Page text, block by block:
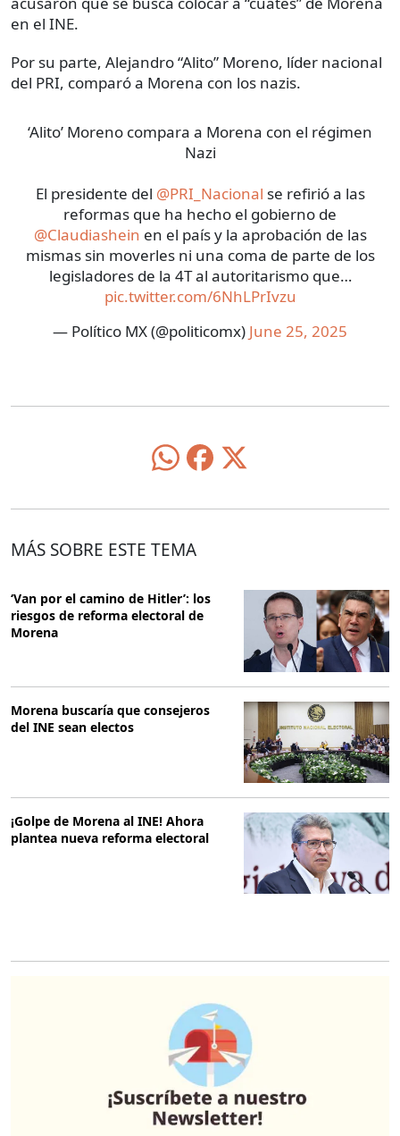
en el INE.
Por su parte, Alejandro “Alito” Moreno, líder nacional
del PRI, comparó a Morena con los nazis.
‘Alito’ Moreno compara a Morena con el régimen
Nazi
El presidente del @PRI_Nacional se refirió a las
reformas que ha hecho el gobierno de
@Claudiashein en el país y la aprobación de las
mismas sin moverles ni una coma de parte de los
legisladores de la 4T al autoritarismo que…
pic.twitter.com/6NhLPrIvzu
— Político MX (@politicomx) June 25, 2025
MÁS SOBRE ESTE TEMA
‘Van por el camino de Hitler’: los
riesgos de reforma electoral de
Morena
Morena buscaría que consejeros
del INE sean electos
¡Golpe de Morena al INE! Ahora
plantea nueva reforma electoral